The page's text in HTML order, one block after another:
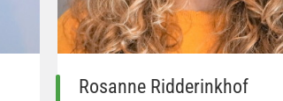
Rosanne Ridderinkhof